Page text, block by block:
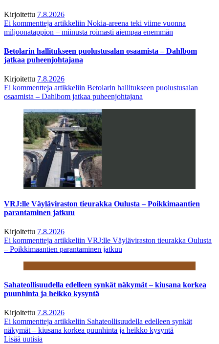
Kirjoitettu 7.8.2026
Ei kommentteja artikkeliin Nokia-areena teki viime vuonna
miljoonatappion – miinusta roimasti aiempaa enemmän
Betolarin hallitukseen puolustusalan osaamista – Dahlbom
jatkaa puheenjohtajana
Kirjoitettu 7.8.2026
Ei kommentteja artikkeliin Betolarin hallitukseen puolustusalan
osaamista – Dahlbom jatkaa puheenjohtajana
VRJ:lle Väyläviraston tieurakka Oulusta – Poikkimaantien
parantaminen jatkuu
Kirjoitettu 7.8.2026
Ei kommentteja artikkeliin VRJ:lle Väyläviraston tieurakka Oulusta
– Poikkimaantien parantaminen jatkuu
Sahateollisuudella edelleen synkät näkymät – kiusana korkea
puunhinta ja heikko kysyntä
Kirjoitettu 7.8.2026
Ei kommentteja artikkeliin Sahateollisuudella edelleen synkät
näkymät – kiusana korkea puunhinta ja heikko kysyntä
Lisää uutisia